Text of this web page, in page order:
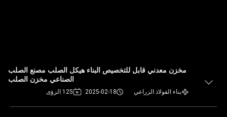
مخزن معدني قابل للتخصيص البناء هيكل الصلب مصنع الصلب
الصناعي مخزن الصلب
بناء الفولاذ الزراعي 2025-02-18 125 الرؤى